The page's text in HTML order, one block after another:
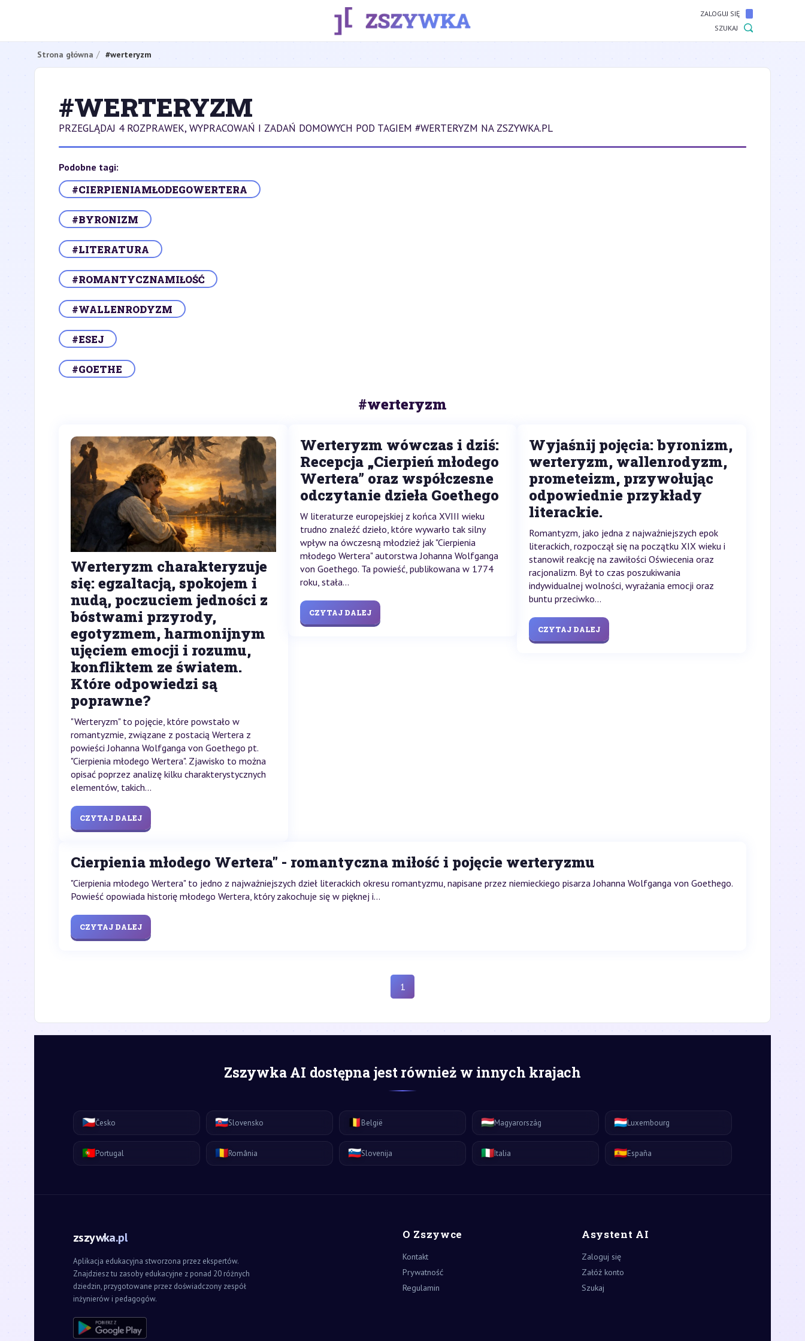
ZALOGUJ SIĘ
SZUKAJ
Strona główna #werteryzm
#WERTERYZM
PRZEGLĄDAJ 4 ROZPRAWEK, WYPRACOWAŃ I ZADAŃ DOMOWYCH POD TAGIEM #WERTERYZM NA ZSZYWKA.PL
Podobne tagi:
#CIERPIENIAMŁODEGOWERTERA
#BYRONIZM
#LITERATURA
#ROMANTYCZNAMIŁOŚĆ
#WALLENRODYZM
#ESEJ
#GOETHE
#werteryzm
Werteryzm charakteryzuje
się: egzaltacją, spokojem i
nudą, poczuciem jedności z
bóstwami przyrody,
egotyzmem, harmonijnym
ujęciem emocji i rozumu,
konfliktem ze światem.
Które odpowiedzi są
poprawne?
"Werteryzm" to pojęcie, które powstało w
romantyzmie, związane z postacią Wertera z
powieści Johanna Wolfganga von Goethego pt.
"Cierpienia młodego Wertera". Zjawisko to można
opisać poprzez analizę kilku charakterystycznych
elementów, takich...
CZYTAJ DALEJ
Werteryzm wówczas i dziś:
Recepcja „Cierpień młodego
Wertera” oraz współczesne
odczytanie dzieła Goethego
W literaturze europejskiej z końca XVIII wieku
trudno znaleźć dzieło, które wywarło tak silny
wpływ na ówczesną młodzież jak "Cierpienia
młodego Wertera" autorstwa Johanna Wolfganga
von Goethego. Ta powieść, publikowana w 1774
roku, stała...
CZYTAJ DALEJ
Wyjaśnij pojęcia: byronizm,
werteryzm, wallenrodyzm,
prometeizm, przywołując
odpowiednie przykłady
literackie.
Romantyzm, jako jedna z najważniejszych epok
literackich, rozpoczął się na początku XIX wieku i
stanowił reakcję na zawiłości Oświecenia oraz
racjonalizm. Był to czas poszukiwania
indywidualnej wolności, wyrażania emocji oraz
buntu przeciwko...
CZYTAJ DALEJ
Cierpienia młodego Wertera" - romantyczna miłość i pojęcie werteryzmu
"Cierpienia młodego Wertera" to jedno z najważniejszych dzieł literackich okresu romantyzmu, napisane przez niemieckiego pisarza Johanna Wolfganga von Goethego.
Powieść opowiada historię młodego Wertera, który zakochuje się w pięknej i...
CZYTAJ DALEJ
1
Zszywka AI dostępna jest również w innych krajach
🇨🇿Česko 🇸🇰Slovensko 🇧🇪België 🇭🇺Magyarország 🇱🇺Luxembourg
🇵🇹Portugal 🇷🇴România 🇸🇮Slovenija 🇮🇹Italia 🇪🇸España
zszywka.pl
Aplikacja edukacyjna stworzona przez ekspertów.
Znajdziesz tu zasoby edukacyjne z ponad 20 różnych
dziedzin, przygotowane przez doświadczony zespół
inżynierów i pedagogów.
O Zszywce
Kontakt
Prywatność
Regulamin
Asystent AI
Zaloguj się
Załóż konto
Szukaj